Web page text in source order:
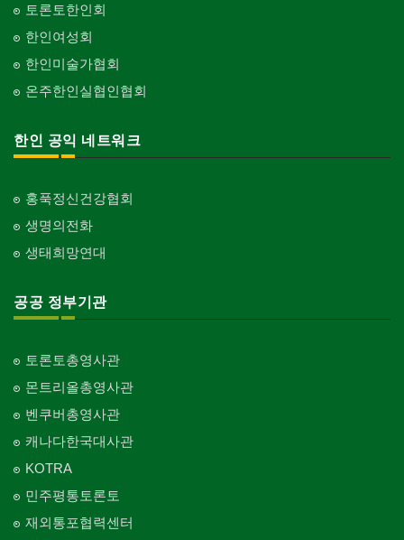
토론토한인회
한인여성회
한인미술가협회
온주한인실협인협회
한인 공익 네트워크
홍푹정신건강협회
생명의전화
생태희망연대
공공 정부기관
토론토총영사관
몬트리올총영사관
벤쿠버총영사관
캐나다한국대사관
KOTRA
민주평통토론토
재외통포협력센터